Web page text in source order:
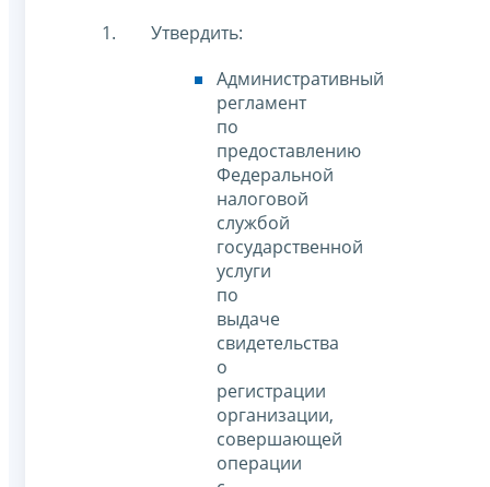
Утвердить:
Административный
регламент
по
предоставлению
Федеральной
налоговой
службой
государственной
услуги
по
выдаче
свидетельства
о
регистрации
организации,
совершающей
операции